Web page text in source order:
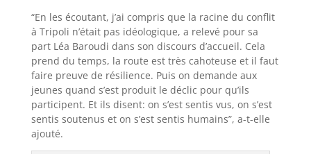
“En les écoutant, j’ai compris que la racine du conflit
à Tripoli n’était pas idéologique, a relevé pour sa
part Léa Baroudi dans son discours d’accueil. Cela
prend du temps, la route est très cahoteuse et il faut
faire preuve de résilience. Puis on demande aux
jeunes quand s’est produit le déclic pour qu’ils
participent. Et ils disent: on s’est sentis vus, on s’est
sentis soutenus et on s’est sentis humains”, a-t-elle
ajouté.